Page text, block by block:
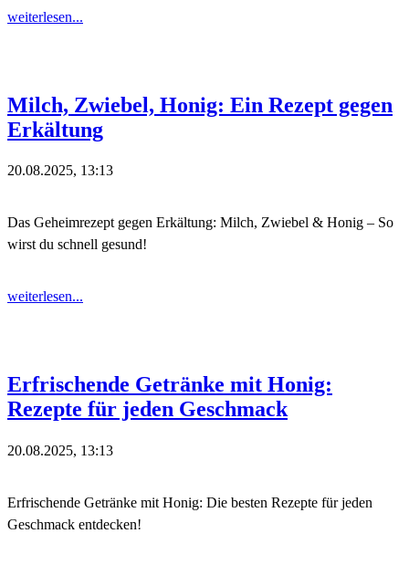
weiterlesen...
Milch, Zwiebel, Honig: Ein Rezept gegen
Erkältung
20.08.2025, 13:13
Das Geheimrezept gegen Erkältung: Milch, Zwiebel & Honig – So
wirst du schnell gesund!
weiterlesen...
Erfrischende Getränke mit Honig:
Rezepte für jeden Geschmack
20.08.2025, 13:13
Erfrischende Getränke mit Honig: Die besten Rezepte für jeden
Geschmack entdecken!